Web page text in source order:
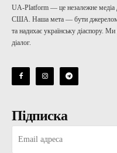
UA-Platform — це незалежне медіа
США. Наша мета — бути джерелом
та надихає українську діаспору.
діалог.
Підписка